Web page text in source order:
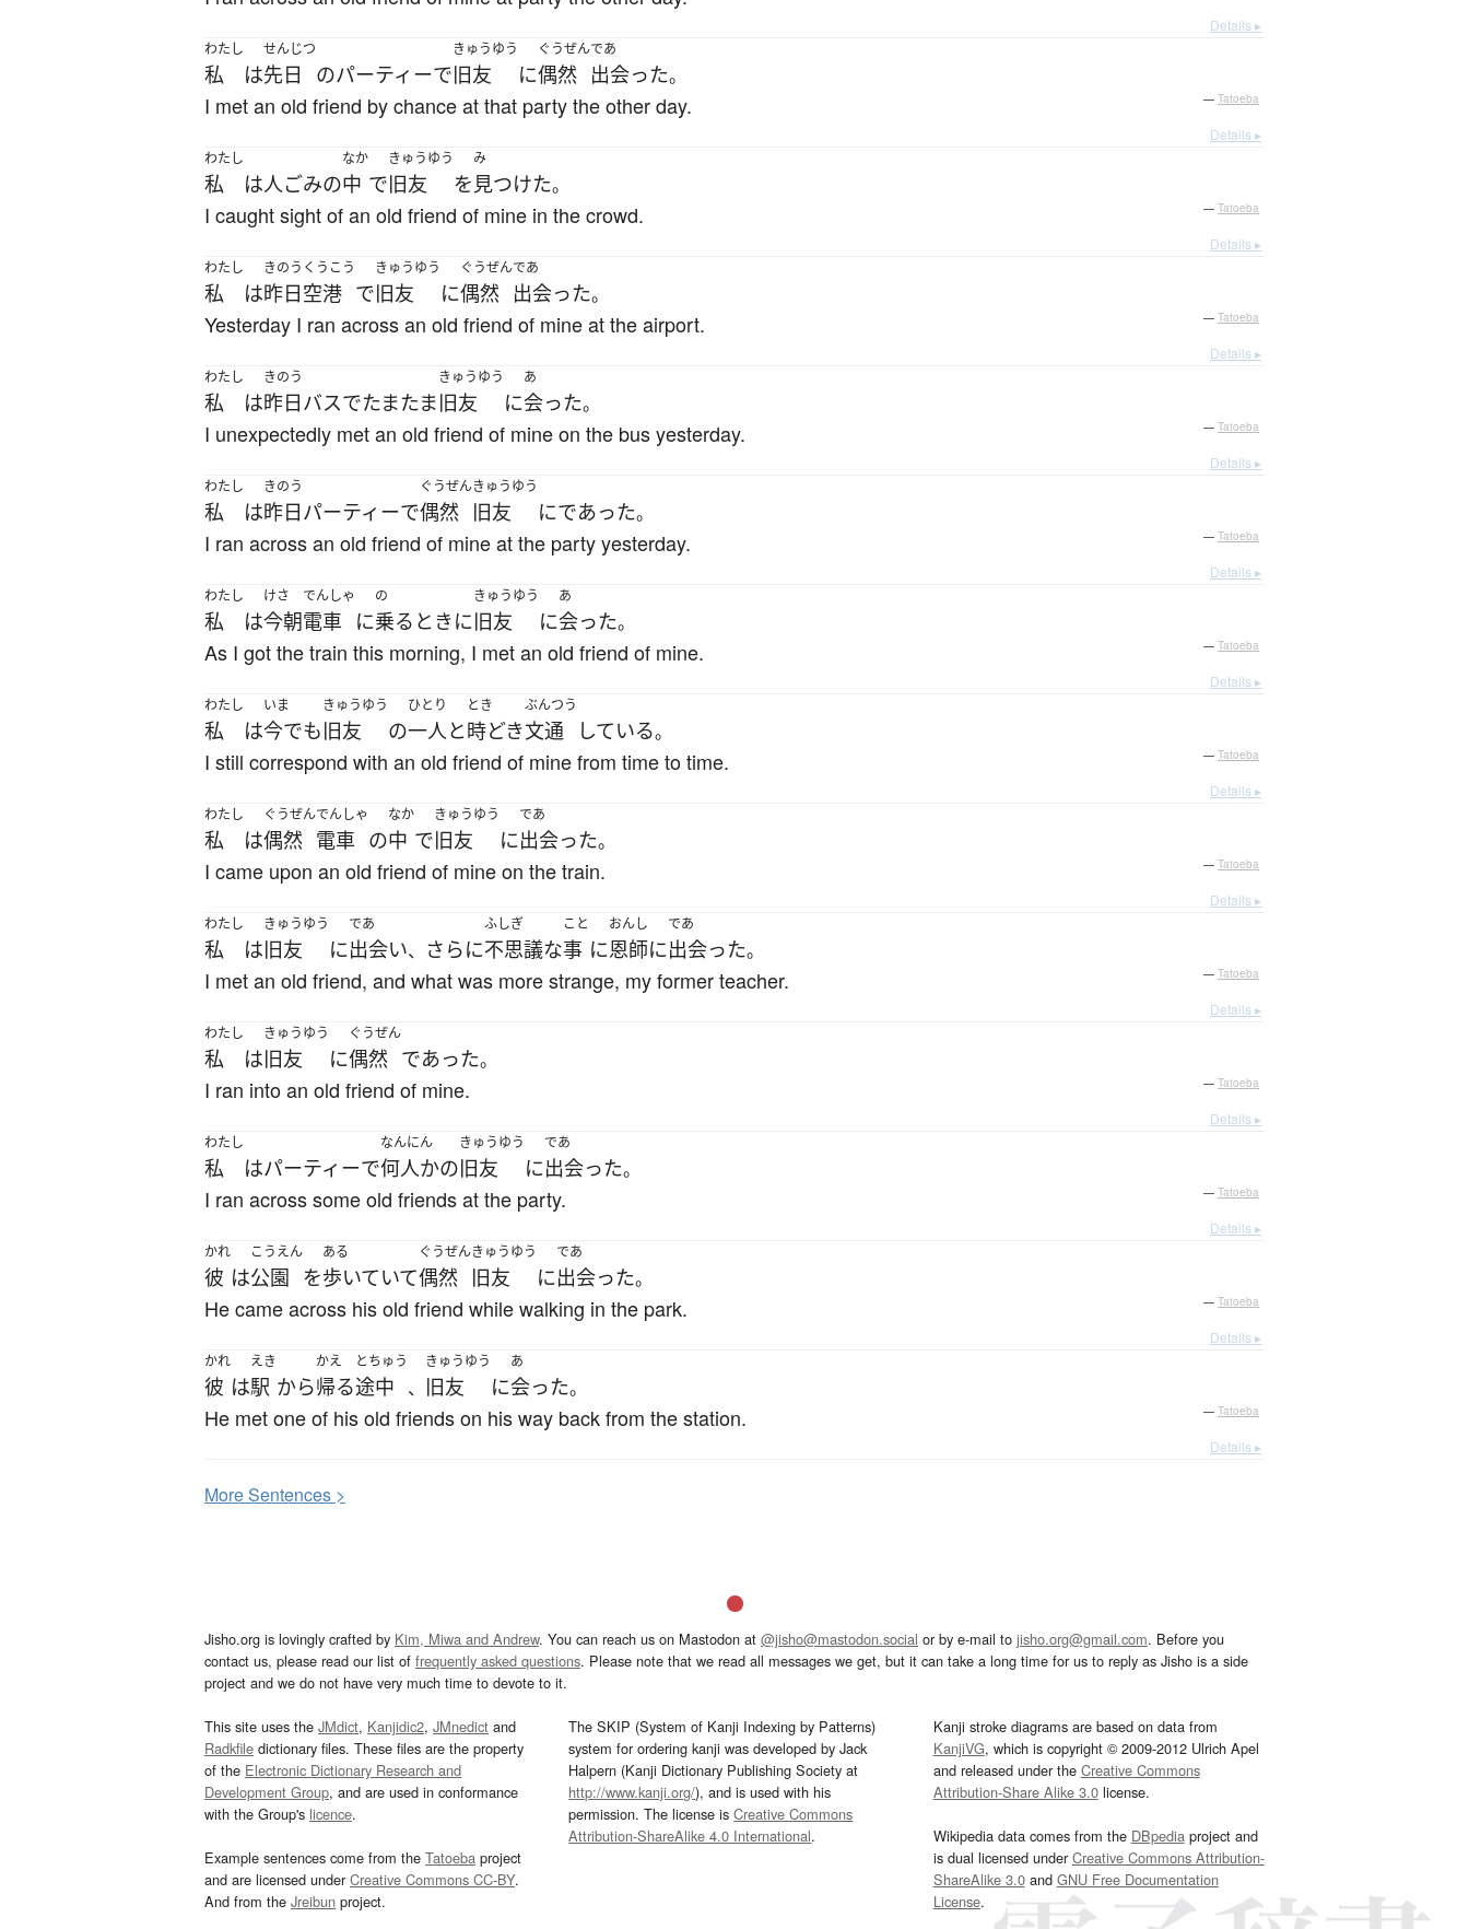
Details ▸
わたし
私 は
せんじつ
先日 のパーティーで
きゅうゆう
旧友 に
ぐうぜん
偶然
であ
出会った。
I met an old friend by chance at that party the other day. — Tatoeba
Details ▸
わたし
私 は人ごみの
なか
中 で
きゅうゆう
旧友 を
み
見つけた。
I caught sight of an old friend of mine in the crowd. — Tatoeba
Details ▸
わたし
私 は
きのう
昨日
くうこう
空港 で
きゅうゆう
旧友 に
ぐうぜん
偶然
であ
出会った。
Yesterday I ran across an old friend of mine at the airport. — Tatoeba
Details ▸
わたし
私 は
きのう
昨日バスでたまたま
きゅうゆう
旧友 に
あ
会った。
I unexpectedly met an old friend of mine on the bus yesterday. — Tatoeba
Details ▸
わたし
私 は
きのう
昨日パーティーで
ぐうぜん
偶然
きゅうゆう
旧友 にであった。
I ran across an old friend of mine at the party yesterday. — Tatoeba
Details ▸
わたし
私 は
けさ
今朝
でんしゃ
電車 に
の
乗る ときに
きゅうゆう
旧友 に
あ
会った。
As I got the train this morning, I met an old friend of mine. — Tatoeba
Details ▸
わたし
私 は
いま
今でも
きゅうゆう
旧友 の
ひとり
一人と
とき
時どき
ぶんつう
文通 している。
I still correspond with an old friend of mine from time to time. — Tatoeba
Details ▸
わたし
私 は
ぐうぜん
偶然
でんしゃ
電車 の
なか
中 で
きゅうゆう
旧友 に
であ
出会った。
I came upon an old friend of mine on the train. — Tatoeba
Details ▸
わたし
私 は
きゅうゆう
旧友 に
であ
出会い、 さらに
ふしぎ
不思議な
こと
事 に
おんし
恩師に
であ
出会った。
I met an old friend, and what was more strange, my former teacher. — Tatoeba
Details ▸
わたし
私 は
きゅうゆう
旧友 に
ぐうぜん
偶然 であった。
I ran into an old friend of mine. — Tatoeba
Details ▸
わたし
私 はパーティーで
なんにん
何人かの
きゅうゆう
旧友 に
であ
出会った。
I ran across some old friends at the party. — Tatoeba
Details ▸
かれ
彼 は
こうえん
公園 を
ある
歩いていて
ぐうぜん
偶然
きゅうゆう
旧友 に
であ
出会った。
He came across his old friend while walking in the park. — Tatoeba
Details ▸
かれ
彼 は
えき
駅 から
かえ
帰る
とちゅう
途中 、
きゅうゆう
旧友 に
あ
会った。
He met one of his old friends on his way back from the station. — Tatoeba
Details ▸
MoreSentences >
Jisho.org is lovingly crafted by Kim, Miwa and Andrew. You can reach us on Mastodon at @jisho@mastodon.social or by e-mail to jisho.org@gmail.com. Before you
contact us, please read our list of frequently asked questions. Please note that we read all messages we get, but it can take a long time for us to reply as Jisho is a side
project and we do not have very much time to devote to it.
This site uses the JMdict, Kanjidic2, JMnedict and
Radkfile dictionary files. These files are the property
of the Electronic Dictionary Research and
Development Group, and are used in conformance
with the Group's licence.
Example sentences come from the Tatoeba project
and are licensed underCreative Commons CC-BY.
And from the Jreibun project.
The SKIP (System of Kanji Indexing by Patterns)
system for ordering kanji was developed by Jack
Halpern (Kanji Dictionary Publishing Society at
http://www.kanji.org/), and is used with his
permission. The license isCreative Commons
Attribution-ShareAlike 4.0 International.
Kanji stroke diagrams are based on data from
KanjiVG, which is copyright © 2009-2012 Ulrich Apel
and released under the Creative Commons
Attribution-Share Alike 3.0license.
Wikipedia data comes from the DBpediaproject and
is dual licensed underCreative Commons Attribution-
ShareAlike 3.0and GNU Free Documentation
License.